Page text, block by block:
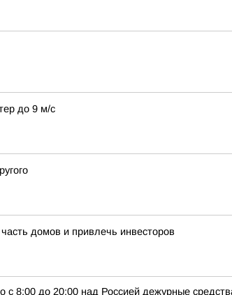
до 9 м/с
домов и привлечь инвесторов
8:00 до 20:00 над Россией дежурные